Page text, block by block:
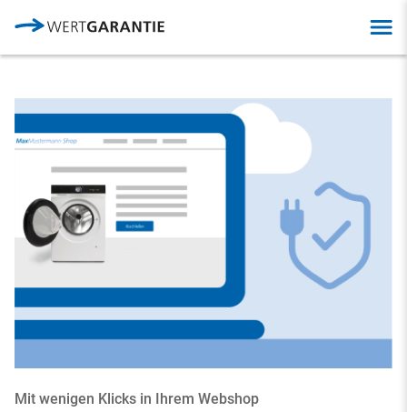
Open
Open
Mit wenigen Klicks in Ihrem Webshop